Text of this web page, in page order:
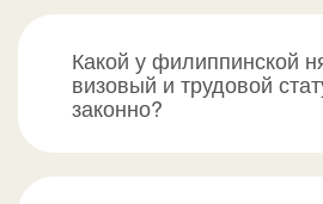
Какой у филиппинской
визовый и трудовой
законно?